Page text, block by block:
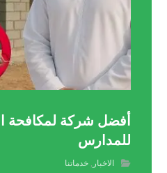
أفضل شركة لمكافحة
للمدارس
الاخبار ,خدماتنا